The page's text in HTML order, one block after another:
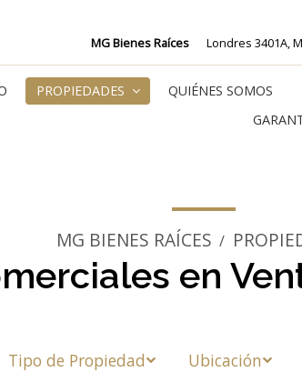
MG Bienes Raíces Londres 3401A,
PROPIEDADES QUIÉNES SOMOS
MG BIENES RAÍCES /
en
Tipo de Propiedad Ubicación